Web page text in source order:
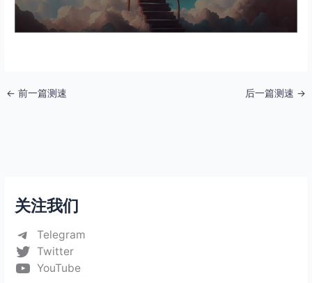
关注我们
Telegram
Twitter
YouTube
← 前一篇测速 后一篇测速 →